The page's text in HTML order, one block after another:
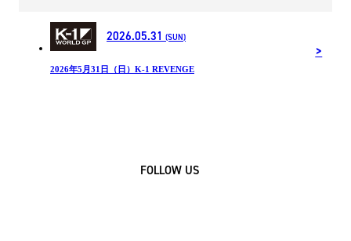
2026.05.31 (SUN)
2026年5月31日（日）K-1 REVENGE
FOLLOW US